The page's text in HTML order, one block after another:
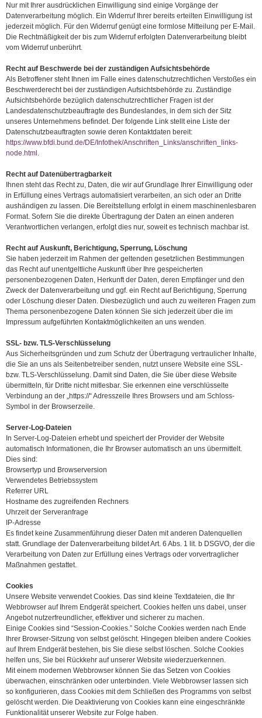
Nur mit Ihrer ausdrücklichen Einwilligung sind einige Vorgänge der
Datenverarbeitung möglich. Ein Widerruf Ihrer bereits erteilten Einwilligung ist
jederzeit möglich. Für den Widerruf genügt eine formlose Mitteilung per E-Mail.
Die Rechtmäßigkeit der bis zum Widerruf erfolgten Datenverarbeitung bleibt
vom Widerruf unberührt.
Recht auf Beschwerde bei der zuständigen Aufsichtsbehörde
Als Betroffener steht Ihnen im Falle eines datenschutzrechtlichen Verstoßes ein
Beschwerderecht bei der zuständigen Aufsichtsbehörde zu. Zuständige
Aufsichtsbehörde bezüglich datenschutzrechtlicher Fragen ist der
Landesdatenschutzbeauftragte des Bundeslandes, in dem sich der Sitz
unseres Unternehmens befindet. Der folgende Link stellt eine Liste der
Datenschutzbeauftragten sowie deren Kontaktdaten bereit:
https://www.bfdi.bund.de/DE/Infothek/Anschriften_Links/anschriften_links-
node.html .
Recht auf Datenübertragbarkeit
Ihnen steht das Recht zu, Daten, die wir auf Grundlage Ihrer Einwilligung oder
in Erfüllung eines Vertrags automatisiert verarbeiten, an sich oder an Dritte
aushändigen zu lassen. Die Bereitstellung erfolgt in einem maschinenlesbaren
Format. Sofern Sie die direkte Übertragung der Daten an einen anderen
Verantwortlichen verlangen, erfolgt dies nur, soweit es technisch machbar ist.
Recht auf Auskunft, Berichtigung, Sperrung, Löschung
Sie haben jederzeit im Rahmen der geltenden gesetzlichen Bestimmungen
das Recht auf unentgeltliche Auskunft über Ihre gespeicherten
personenbezogenen Daten, Herkunft der Daten, deren Empfänger und den
Zweck der Datenverarbeitung und ggf. ein Recht auf Berichtigung, Sperrung
oder Löschung dieser Daten. Diesbezüglich und auch zu weiteren Fragen zum
Thema personenbezogene Daten können Sie sich jederzeit über die im
Impressum aufgeführten Kontaktmöglichkeiten an uns wenden.
SSL- bzw. TLS-Verschlüsselung
Aus Sicherheitsgründen und zum Schutz der Übertragung vertraulicher Inhalte,
die Sie an uns als Seitenbetreiber senden, nutzt unsere Website eine SSL-
bzw. TLS-Verschlüsselung. Damit sind Daten, die Sie über diese Website
übermitteln, für Dritte nicht mitlesbar. Sie erkennen eine verschlüsselte
Verbindung an der „https://“ Adresszeile Ihres Browsers und am Schloss-
Symbol in der Browserzeile.
Server-Log-Dateien
In Server-Log-Dateien erhebt und speichert der Provider der Website
automatisch Informationen, die Ihr Browser automatisch an uns übermittelt.
Dies sind:
Browsertyp und Browserversion
Verwendetes Betriebssystem
Referrer URL
Hostname des zugreifenden Rechners
Uhrzeit der Serveranfrage
IP-Adresse
Es findet keine Zusammenführung dieser Daten mit anderen Datenquellen
statt. Grundlage der Datenverarbeitung bildet Art. 6 Abs. 1 lit. b DSGVO, der die
Verarbeitung von Daten zur Erfüllung eines Vertrags oder vorvertraglicher
Maßnahmen gestattet.
Cookies
Unsere Website verwendet Cookies. Das sind kleine Textdateien, die Ihr
Webbrowser auf Ihrem Endgerät speichert. Cookies helfen uns dabei, unser
Angebot nutzerfreundlicher, effektiver und sicherer zu machen.
Einige Cookies sind “Session-Cookies.” Solche Cookies werden nach Ende
Ihrer Browser-Sitzung von selbst gelöscht. Hingegen bleiben andere Cookies
auf Ihrem Endgerät bestehen, bis Sie diese selbst löschen. Solche Cookies
helfen uns, Sie bei Rückkehr auf unserer Website wiederzuerkennen.
Mit einem modernen Webbrowser können Sie das Setzen von Cookies
überwachen, einschränken oder unterbinden. Viele Webbrowser lassen sich
so konfigurieren, dass Cookies mit dem Schließen des Programms von selbst
gelöscht werden. Die Deaktivierung von Cookies kann eine eingeschränkte
Funktionalität unserer Website zur Folge haben.